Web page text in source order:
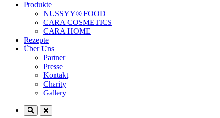
Produkte
NUSSYY® FOOD
CARA COSMETICS
CARA HOME
Rezepte
Über Uns
Partner
Presse
Kontakt
Charity
Gallery